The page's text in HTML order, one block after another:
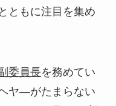
ともに注目を集め
委員長を務めてい
ヤ―がたまらない